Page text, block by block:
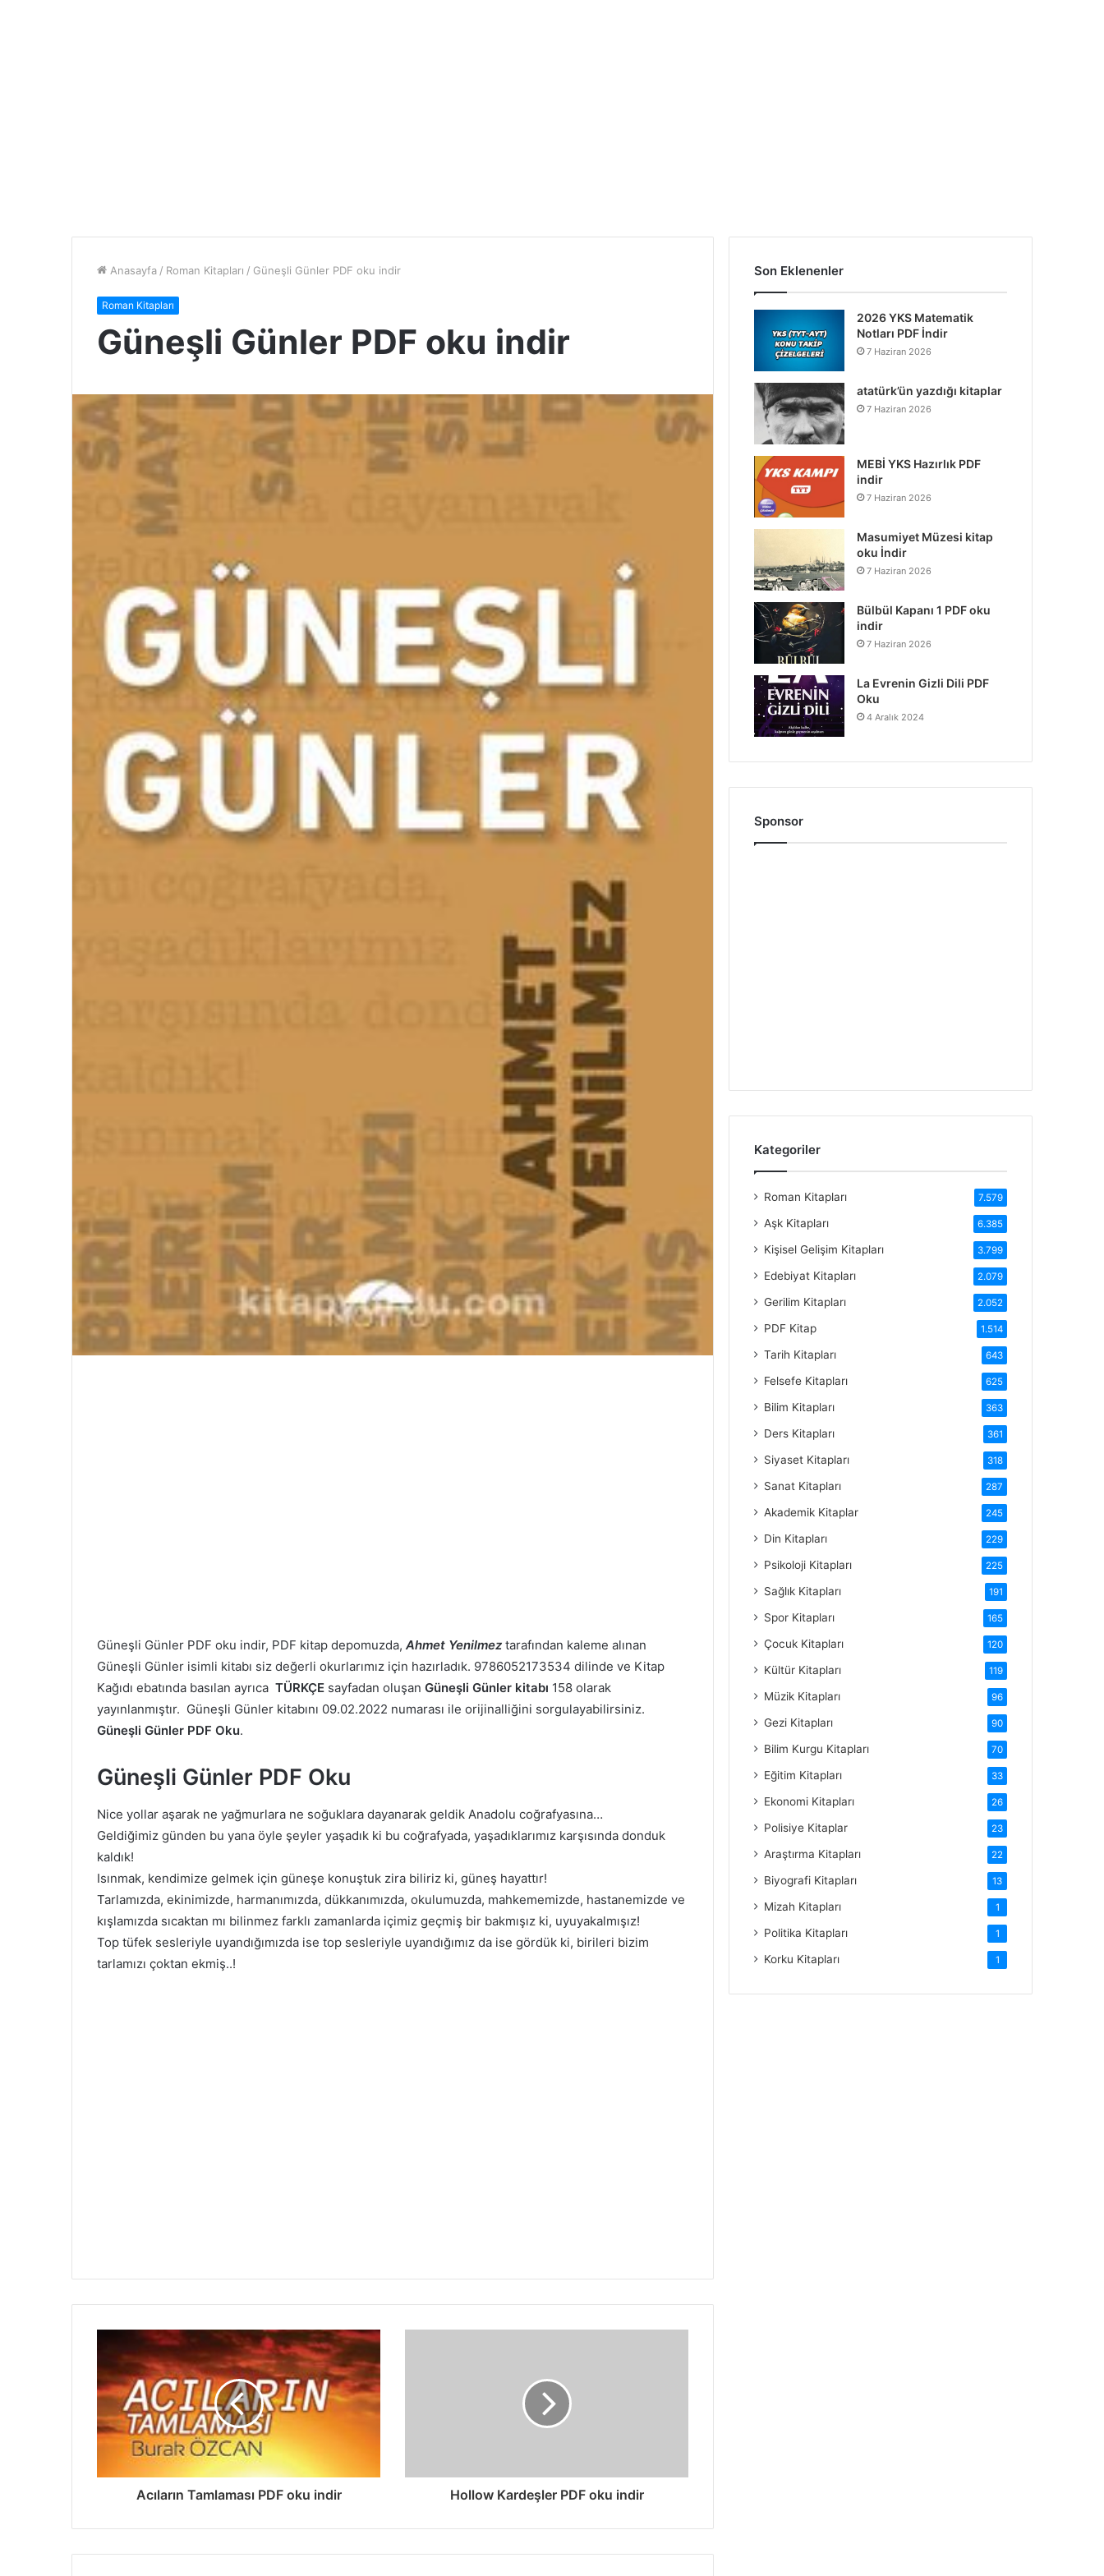
Anasayfa / Roman Kitapları / Güneşli Günler PDF oku indir
Roman Kitapları
Güneşli Günler PDF oku indir
Güneşli Günler PDF oku indir, PDF kitap depomuzda, Ahmet Yenilmez tarafından kaleme alınan
Güneşli Günler isimli kitabı siz değerli okurlarımız için hazırladık. 9786052173534 dilinde ve Kitap
Kağıdı ebatında basılan ayrıca TÜRKÇE sayfadan oluşan Güneşli Günler kitabı 158 olarak
yayınlanmıştır. Güneşli Günler kitabını 09.02.2022 numarası ile orijinalliğini sorgulayabilirsiniz.
Güneşli Günler PDF Oku.
Güneşli Günler PDF Oku
Nice yollar aşarak ne yağmurlara ne soğuklara dayanarak geldik Anadolu coğrafyasına…
Geldiğimiz günden bu yana öyle şeyler yaşadık ki bu coğrafyada, yaşadıklarımız karşısında donduk
kaldık!
Isınmak, kendimize gelmek için güneşe konuştuk zira biliriz ki, güneş hayattır!
Tarlamızda, ekinimizde, harmanımızda, dükkanımızda, okulumuzda, mahkememizde, hastanemizde ve
kışlamızda sıcaktan mı bilinmez farklı zamanlarda içimiz geçmiş bir bakmışız ki, uyuyakalmışız!
Top tüfek sesleriyle uyandığımızda ise top sesleriyle uyandığımız da ise gördük ki, birileri bizim
tarlamızı çoktan ekmiş..!
Acıların Tamlaması PDF oku indir Hollow Kardeşler PDF oku indir
Son Eklenenler
2026 YKS Matematik
Notları PDF İndir
7 Haziran 2026
atatürk’ün yazdığı kitaplar
7 Haziran 2026
MEBİ YKS Hazırlık PDF
indir
7 Haziran 2026
Masumiyet Müzesi kitap
oku İndir
7 Haziran 2026
Bülbül Kapanı 1 PDF oku
indir
7 Haziran 2026
La Evrenin Gizli Dili PDF
Oku
4 Aralık 2024
Sponsor
Kategoriler
Roman Kitapları 7.579
Aşk Kitapları 6.385
Kişisel Gelişim Kitapları 3.799
Edebiyat Kitapları 2.079
Gerilim Kitapları 2.052
PDF Kitap 1.514
Tarih Kitapları 643
Felsefe Kitapları 625
Bilim Kitapları 363
Ders Kitapları 361
Siyaset Kitapları 318
Sanat Kitapları 287
Akademik Kitaplar 245
Din Kitapları 229
Psikoloji Kitapları 225
Sağlık Kitapları 191
Spor Kitapları 165
Çocuk Kitapları 120
Kültür Kitapları 119
Müzik Kitapları 96
Gezi Kitapları 90
Bilim Kurgu Kitapları 70
Eğitim Kitapları 33
Ekonomi Kitapları 26
Polisiye Kitaplar 23
Araştırma Kitapları 22
Biyografi Kitapları 13
Mizah Kitapları 1
Politika Kitapları 1
Korku Kitapları 1